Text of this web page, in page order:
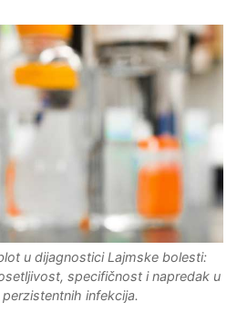
u dijagnostici Lajmske bolesti:
specifičnost i napredak u
infekcija.